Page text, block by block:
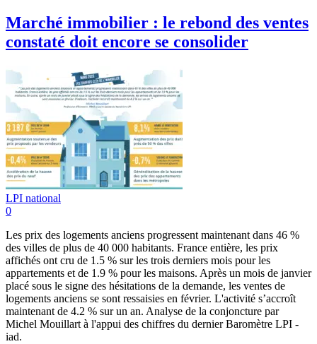
Marché immobilier : le rebond des ventes
constaté doit encore se consolider
LPI national
0
Les prix des logements anciens progressent maintenant dans 46 %
des villes de plus de 40 000 habitants. France entière, les prix
affichés ont cru de 1.5 % sur les trois derniers mois pour les
appartements et de 1.9 % pour les maisons. Après un mois de janvier
placé sous le signe des hésitations de la demande, les ventes de
logements anciens se sont ressaisies en février. L'activité s’accroît
maintenant de 4.2 % sur un an. Analyse de la conjoncture par
Michel Mouillart à l'appui des chiffres du dernier Baromètre LPI -
iad.